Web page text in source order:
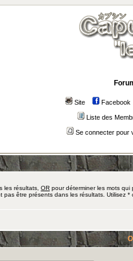
Site Facebook
Liste des
Se connecter pour
les résultats, OR pour déterminer les mots qui
pas être présents dans les résultats. Utilisez *